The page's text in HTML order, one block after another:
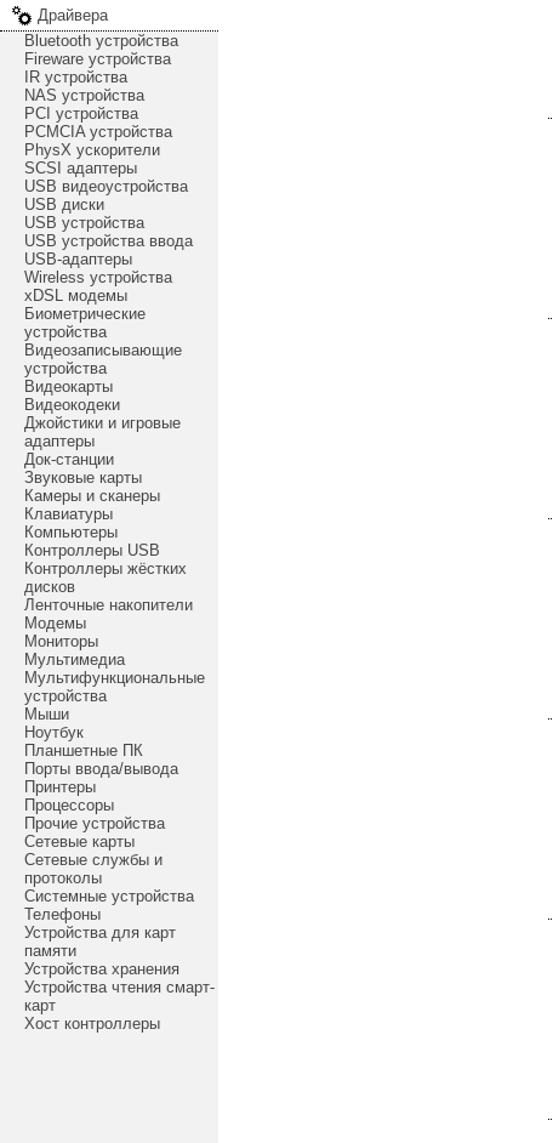
Драйвера
Bluetooth устройства
Fireware устройства
IR устройства
NAS устройства
PCI устройства
PCMCIA устройства
PhysX ускорители
SCSI адаптеры
USB видеоустройства
USB диски
USB устройства
USB устройства ввода
USB-адаптеры
Wireless устройства
xDSL модемы
Биометрические
устройства
Видеозаписывающие
устройства
Видеокарты
Видеокодеки
Джойстики и игровые
адаптеры
Док-станции
Звуковые карты
Камеры и сканеры
Клавиатуры
Компьютеры
Контроллеры USB
Контроллеры жёстких
дисков
Ленточные накопители
Модемы
Мониторы
Мультимедиа
Мультифункциональные
устройства
Мыши
Ноутбук
Планшетные ПК
Порты ввода/вывода
Принтеры
Процессоры
Прочие устройства
Сетевые карты
Сетевые службы и
протоколы
Системные устройства
Телефоны
Устройства для карт
памяти
Устройства хранения
Устройства чтения смарт-
карт
Хост контроллеры